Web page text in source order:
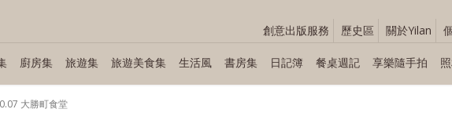
創意出版服務 歷史區 關於Yilan
廚房集 旅遊集 旅遊美食集 生活風 書房集 日記簿 餐桌週記 享樂隨手拍
大勝町食堂